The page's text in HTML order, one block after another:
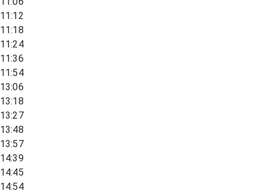
11:12
11:18
11:24
11:36
11:54
13:06
13:18
13:27
13:48
13:57
14:39
14:45
14:54